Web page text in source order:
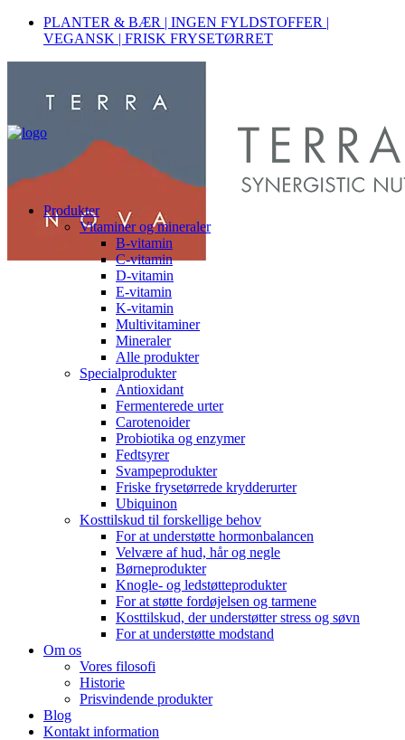
PLANTER & BÆR | INGEN FYLDSTOFFER |
VEGANSK | FRISK FRYSETØRRET
Produkter
Vitaminer og mineraler
B-vitamin
C-vitamin
D-vitamin
E-vitamin
K-vitamin
Multivitaminer
Mineraler
Alle produkter
Specialprodukter
Antioxidant
Fermenterede urter
Carotenoider
Probiotika og enzymer
Fedtsyrer
Svampeprodukter
Friske frysetørrede krydderurter
Ubiquinon
Kosttilskud til forskellige behov
For at understøtte hormonbalancen
Velvære af hud, hår og negle
Børneprodukter
Knogle- og ledstøtteprodukter
For at støtte fordøjelsen og tarmene
Kosttilskud, der understøtter stress og søvn
For at understøtte modstand
Om os
Vores filosofi
Historie
Prisvindende produkter
Blog
Kontakt information